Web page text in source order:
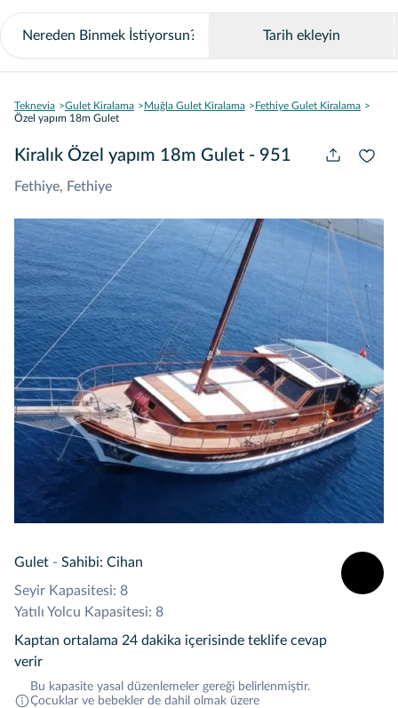
Tarih ekleyin
Teknevia Gulet Kiralama Muğla Gulet Kiralama
Fethiye Gulet Kiralama
Özel yapım 18m Gulet
Kiralık Özel yapım 18m Gulet - 951
Fethiye, Fethiye
Gulet - Sahibi: Cihan
Seyir Kapasitesi: 8
Yatılı Yolcu Kapasitesi: 8
Kaptan ortalama 24 dakika içerisinde teklife cevap
verir
Bu kapasite yasal düzenlemeler gereği belirlenmiştir.
Çocuklar ve bebekler de dahil olmak üzere